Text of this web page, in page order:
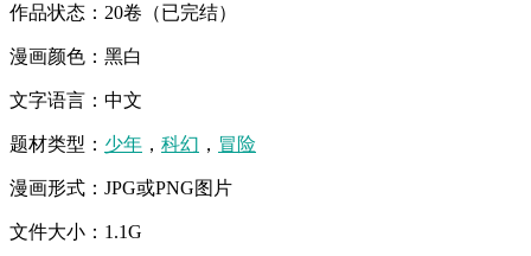
作品状态：20卷（已完结）
漫画颜色：黑白
文字语言：中文
题材类型： 少年 ， 科幻 ， 冒险
漫画形式：JPG或PNG图片
文件大小：1.1G